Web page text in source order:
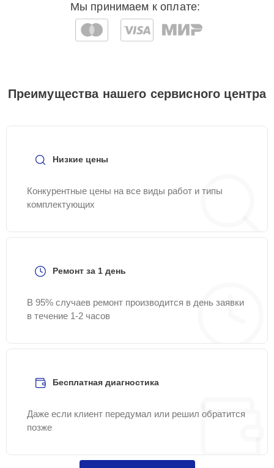
Мы принимаем к оплате:
Преимущества нашего сервисного центра
Низкие цены
Конкурентные цены на все виды работ и типы
комплектующих
Ремонт за 1 день
В 95% случаев ремонт производится в день заявки
в течение 1-2 часов
Бесплатная диагностика
Даже если клиент передумал или решил обратится
позже